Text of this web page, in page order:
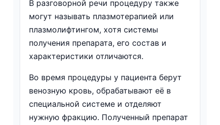
В разговорной речи процедуру также
могут называть плазмотерапией или
плазмолифтингом, хотя системы
получения препарата, его состав и
характеристики отличаются.
Во время процедуры у пациента берут
венозную кровь, обрабатывают её в
специальной системе и отделяют
нужную фракцию. Полученный препарат